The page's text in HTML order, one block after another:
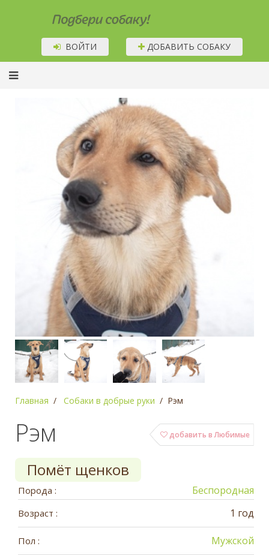
Подбери собаку!
ВОЙТИ ДОБАВИТЬ СОБАКУ
Главная Собаки в добрые руки Рэм
добавить в Любимые
Рэм
Помёт щенков
Порода : Беспородная
Возраст : 1 год
Пол : Мужской